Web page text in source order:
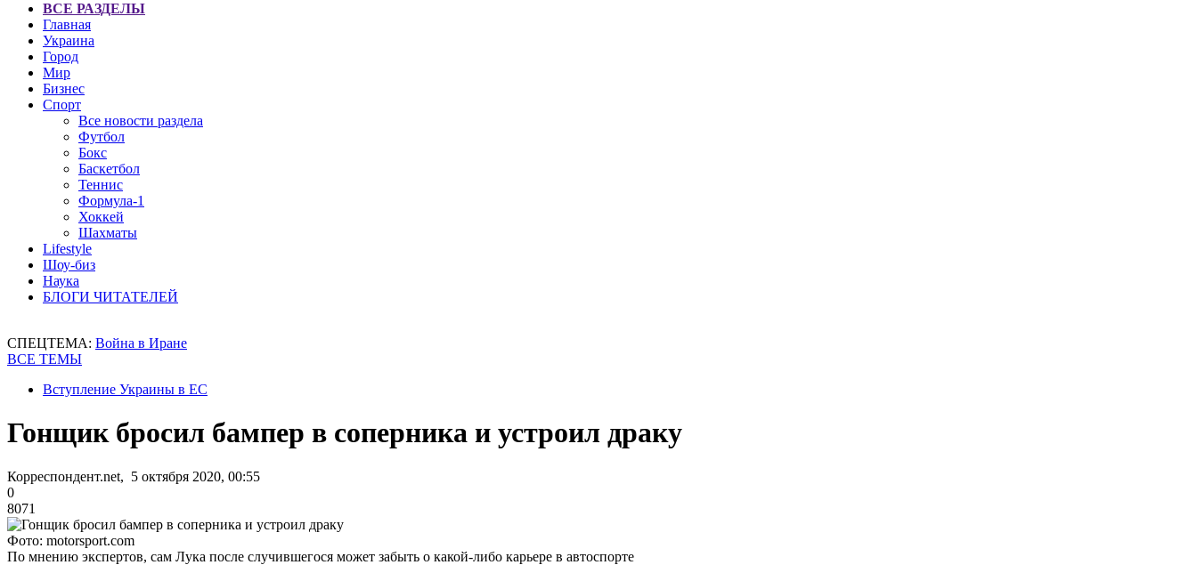
ВСЕ РАЗДЕЛЫ
Главная
Украина
Город
Мир
Бизнес
Спорт
Все новости раздела
Футбол
Бокс
Баскетбол
Теннис
Формула-1
Хоккей
Шахматы
Lifestyle
Шоу-биз
Наука
БЛОГИ ЧИТАТЕЛЕЙ
СПЕЦТЕМА: Война в Иране
ВСЕ ТЕМЫ
Вступление Украины в ЕС
Гонщик бросил бампер в соперника и устроил драку
Корреспондент.net, 5 октября 2020, 00:55
0
8071
Фото: motorsport.com
По мнению экспертов, сам Лука после случившегося может забыть о какой-либо карьере в автоспорте